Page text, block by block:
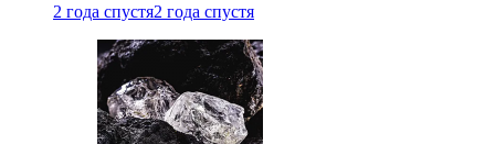
2 года спустя2 года спустя